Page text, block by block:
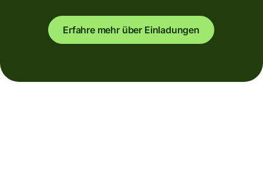
Erfahre mehr über Einladungen